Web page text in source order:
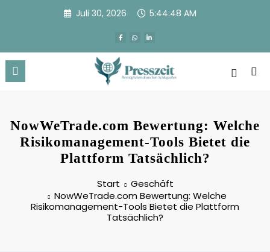
Juli 30, 2026 5:44:49 AM
NowWeTrade.com Bewertung: Welche
Risikomanagement-Tools Bietet die
Plattform Tatsächlich?
Start
Geschäft
NowWeTrade.com Bewertung: Welche
Risikomanagement-Tools Bietet die Plattform
Tatsächlich?